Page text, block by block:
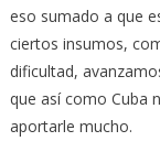
eso sumado a que
ciertos insumos,
dificultad,
que así como Cuba
aportarle mucho.